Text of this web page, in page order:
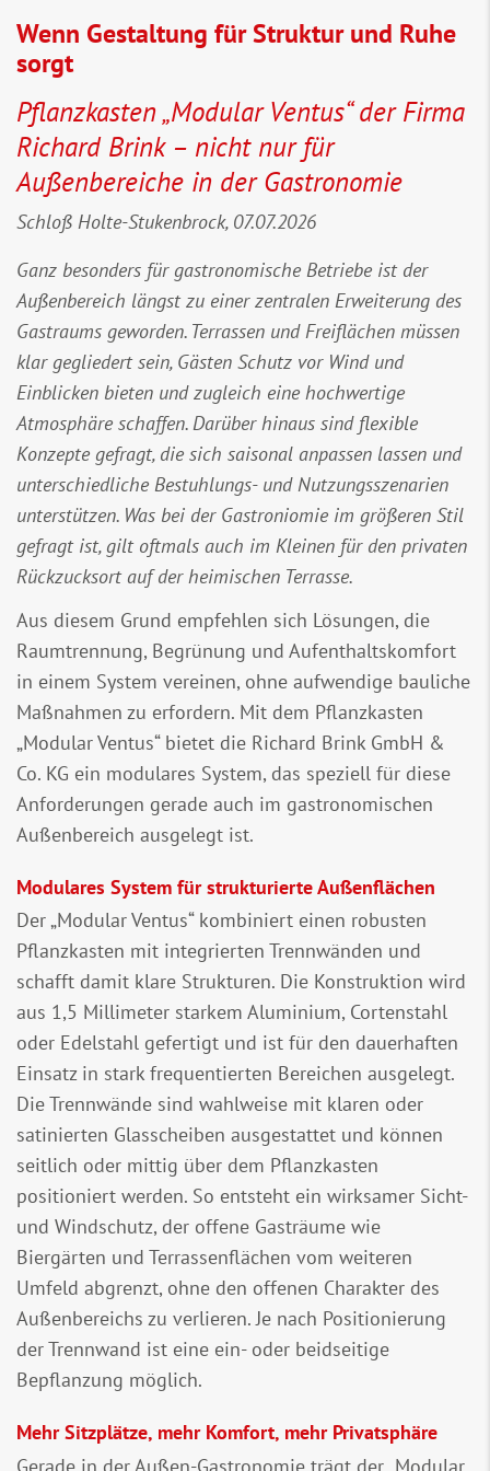
Wenn Gestaltung für Struktur und Ruhe
sorgt
Pflanzkasten „Modular Ventus“ der Firma
Richard Brink – nicht nur für
Außenbereiche in der Gastronomie
Schloß Holte-Stukenbrock, 07.07.2026
Ganz besonders für gastronomische Betriebe ist der
Außenbereich längst zu einer zentralen Erweiterung des
Gastraums geworden. Terrassen und Freiflächen müssen
klar gegliedert sein, Gästen Schutz vor Wind und
Einblicken bieten und zugleich eine hochwertige
Atmosphäre schaffen. Darüber hinaus sind flexible
Konzepte gefragt, die sich saisonal anpassen lassen und
unterschiedliche Bestuhlungs- und Nutzungsszenarien
unterstützen. Was bei der Gastroniomie im größeren Stil
gefragt ist, gilt oftmals auch im Kleinen für den privaten
Rückzucksort auf der heimischen Terrasse.
Aus diesem Grund empfehlen sich Lösungen, die
Raumtrennung, Begrünung und Aufenthaltskomfort
in einem System vereinen, ohne aufwendige bauliche
Maßnahmen zu erfordern. Mit dem Pflanzkasten
„Modular Ventus“ bietet die Richard Brink GmbH &
Co. KG ein modulares System, das speziell für diese
Anforderungen gerade auch im gastronomischen
Außenbereich ausgelegt ist.
Modulares System für strukturierte Außenflächen
Der „Modular Ventus“ kombiniert einen robusten
Pflanzkasten mit integrierten Trennwänden und
schafft damit klare Strukturen. Die Konstruktion wird
aus 1,5 Millimeter starkem Aluminium, Cortenstahl
oder Edelstahl gefertigt und ist für den dauerhaften
Einsatz in stark frequentierten Bereichen ausgelegt.
Die Trennwände sind wahlweise mit klaren oder
satinierten Glasscheiben ausgestattet und können
seitlich oder mittig über dem Pflanzkasten
positioniert werden. So entsteht ein wirksamer Sicht-
und Windschutz, der offene Gasträume wie
Biergärten und Terrassenflächen vom weiteren
Umfeld abgrenzt, ohne den offenen Charakter des
Außenbereichs zu verlieren. Je nach Positionierung
der Trennwand ist eine ein- oder beidseitige
Bepflanzung möglich.
Mehr Sitzplätze, mehr Komfort, mehr Privatsphäre
Gerade in der Außen-Gastronomie trägt der „Modular